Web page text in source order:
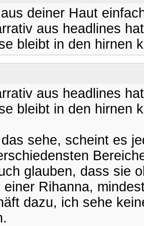
deiner Haut
aus headlines
bleibt in den hirnen
aus headlines
bleibt in den hirnen
sehe, scheint es
glauben, dass sie
einer Rihanna,
dazu, ich sehe